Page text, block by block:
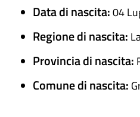
Data di nascita:04
Regione di nascita:
Provincia di nascita:
Comune di nascita: